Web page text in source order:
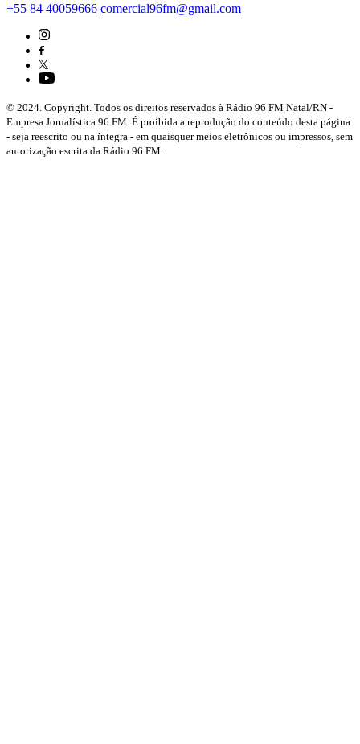
+55 84 40059666 comercial96fm@gmail.com
© 2024. Copyright. Todos os direitos reservados à Rádio 96 FM Natal/RN -
Empresa Jornalística 96 FM. É proibida a reprodução do conteúdo desta página
- seja reescrito ou na íntegra - em quaisquer meios eletrônicos ou impressos, sem
autorização escrita da Rádio 96 FM.